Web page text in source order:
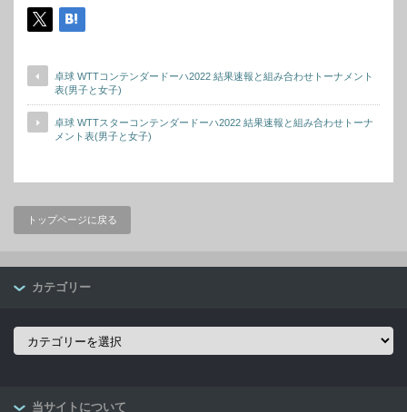
卓球 WTTコンテンダードーハ2022 結果速報と組み合わせトーナメント
表(男子と女子)
卓球 WTTスターコンテンダードーハ2022 結果速報と組み合わせトーナ
メント表(男子と女子)
トップページに戻る
カテゴリー
カ
当サイトについて